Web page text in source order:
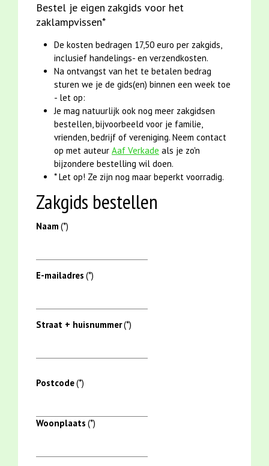
Bestel je eigen zakgids voor het
zaklampvissen*
De kosten bedragen 17,50 euro per zakgids,
inclusief handelings- en verzendkosten.
Na ontvangst van het te betalen bedrag
sturen we je de gids(en) binnen een week toe
- let op:
Je mag natuurlijk ook nog meer zakgidsen
bestellen, bijvoorbeeld voor je familie,
vrienden, bedrijf of vereniging. Neem contact
op met auteur Aaf Verkade als je zo'n
bijzondere bestelling wil doen.
* Let op! Ze zijn nog maar beperkt voorradig.
Zakgids bestellen
Naam (*)
E-mailadres (*)
Straat + huisnummer(*)
Postcode(*)
Woonplaats (*)